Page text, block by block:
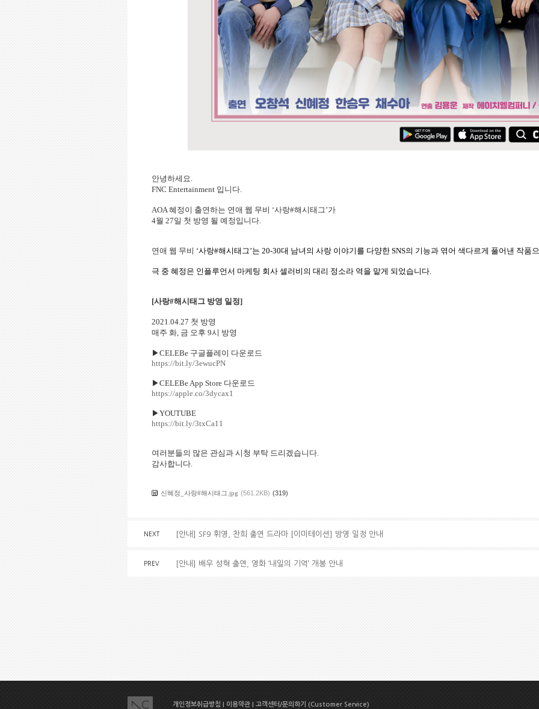
안녕하세요.
FNC Entertainment 입니다.
AOA혜정이 출연하는 연애 웹 무비 ‘사랑#해시태그’가
4월 27일 첫 방영 될 예정입니다.
연애 웹 무비 ‘사랑#해시태그’는 20-30대 남녀의 사랑 이야기를 다양한 SNS의 기능과 엮어 색다르게 풀어낸 작품
극 중 혜정은 인플루언서 마케팅 회사 셀러비의 대리 정소라 역을 맡게 되었습니다.
[사랑#해시태그 방영 일정]
2021.04.27 첫 방영
매주 화, 금 오후 9시 방영
▶CELEBe 구글플레이 다운로드
https://bit.ly/3ewucPN
▶CELEBe App Store 다운로드
https://apple.co/3dycax1
▶YOUTUBE
https://bit.ly/3txCa11
여러분들의 많은 관심과 시청 부탁 드리겠습니다.
감사합니다.
신혜정_사랑#해시태그.jpg (561.2KB) (319)
NEXT [안내] SF9 휘영, 찬희 출연 드라마 [이미테이션] 방영 일정 안내
PREV [안내] 배우 성혁 출연, 영화 ‘내일의 기억’ 개봉 안내
개인정보취급방침 이용약관 고객센터/문의하기 (Customer Service)